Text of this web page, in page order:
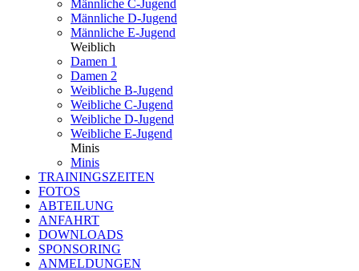
Männliche C-Jugend
Männliche D-Jugend
Männliche E-Jugend
Weiblich
Damen 1
Damen 2
Weibliche B-Jugend
Weibliche C-Jugend
Weibliche D-Jugend
Weibliche E-Jugend
Minis
Minis
TRAININGSZEITEN
FOTOS
ABTEILUNG
ANFAHRT
DOWNLOADS
SPONSORING
ANMELDUNGEN